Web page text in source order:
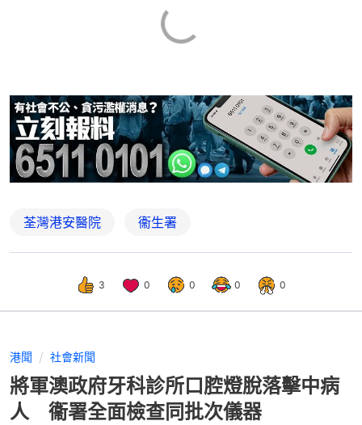
荃灣港安醫院 衞生署
3 0 0 0 0
港聞 社會新聞
將軍澳政府牙科診所口腔燈脫落擊中病
人 衞署全面檢查同批次儀器